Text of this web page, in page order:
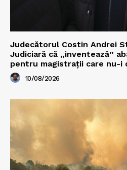
Judecătorul Costin Andrei
Judiciară că „inventează”
pentru magistrații care nu-i
10/08/2026